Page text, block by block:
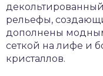
рельефы,
дополнены
сеткой на лифе и
кристаллов.